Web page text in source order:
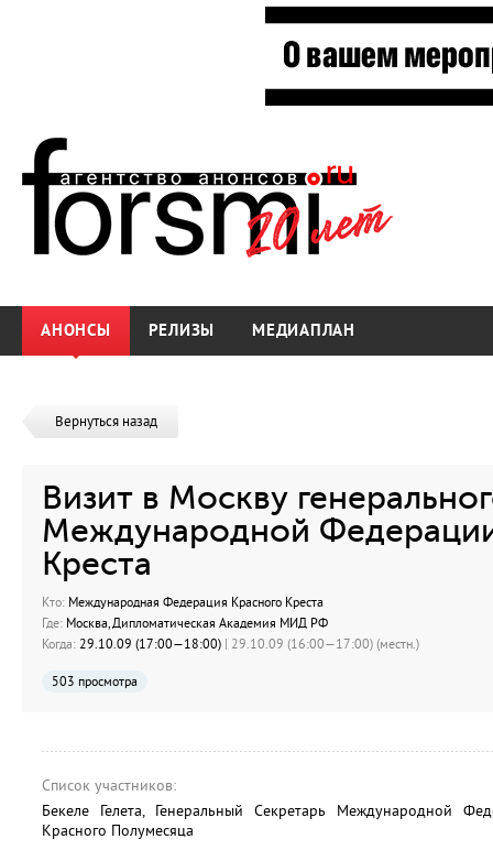
АНОНСЫ РЕЛИЗЫ МЕДИАПЛАН
Вернуться назад
Визит в Москву
Международной
Креста
Кто: Международная Федерация Красного Креста
Где: Москва, Дипломатическая Академия МИД РФ
Когда: 29.10.09 (17:00—18:00) | 29.10.09 (16:00—17:00) (местн.)
503 просмотра
Список участников:
Бекеле Гелета, Генеральный Секретарь Международной
Красного Полумесяца